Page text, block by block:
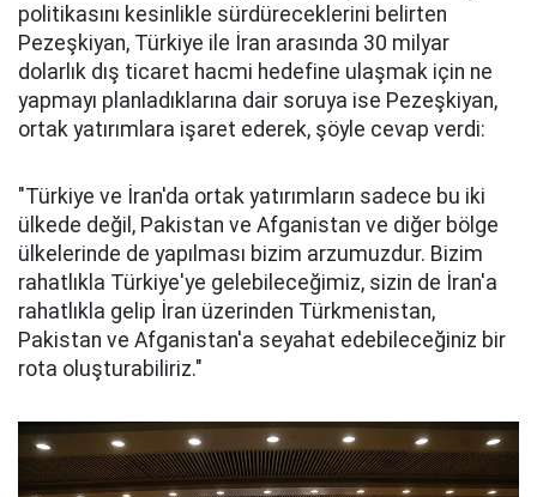
politikasını kesinlikle sürdüreceklerini belirten
Pezeşkiyan, Türkiye ile İran arasında 30 milyar
dolarlık dış ticaret hacmi hedefine ulaşmak için ne
yapmayı planladıklarına dair soruya ise Pezeşkiyan,
ortak yatırımlara işaret ederek, şöyle cevap verdi:
"Türkiye ve İran'da ortak yatırımların sadece bu iki
ülkede değil, Pakistan ve Afganistan ve diğer bölge
ülkelerinde de yapılması bizim arzumuzdur. Bizim
rahatlıkla Türkiye'ye gelebileceğimiz, sizin de İran'a
rahatlıkla gelip İran üzerinden Türkmenistan,
Pakistan ve Afganistan'a seyahat edebileceğiniz bir
rota oluşturabiliriz."